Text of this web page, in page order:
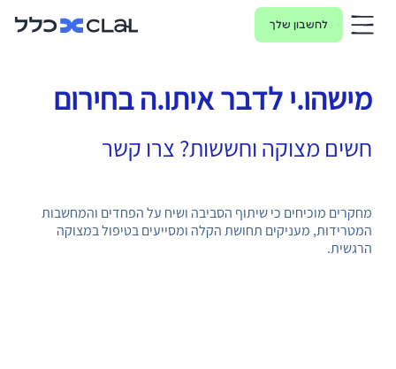
לחשבון שלך
מישהו.י לדבר איתו.ה בחירום
חשים מצוקה וחששות? צרו קשר
מחקרים מוכיחים כי שיתוף הסביבה ושיח על הפחדים והמחשבות
המטרידות, מעניקים תחושת הקלה ומסייעים בטיפול במצוקה
הרגשית.